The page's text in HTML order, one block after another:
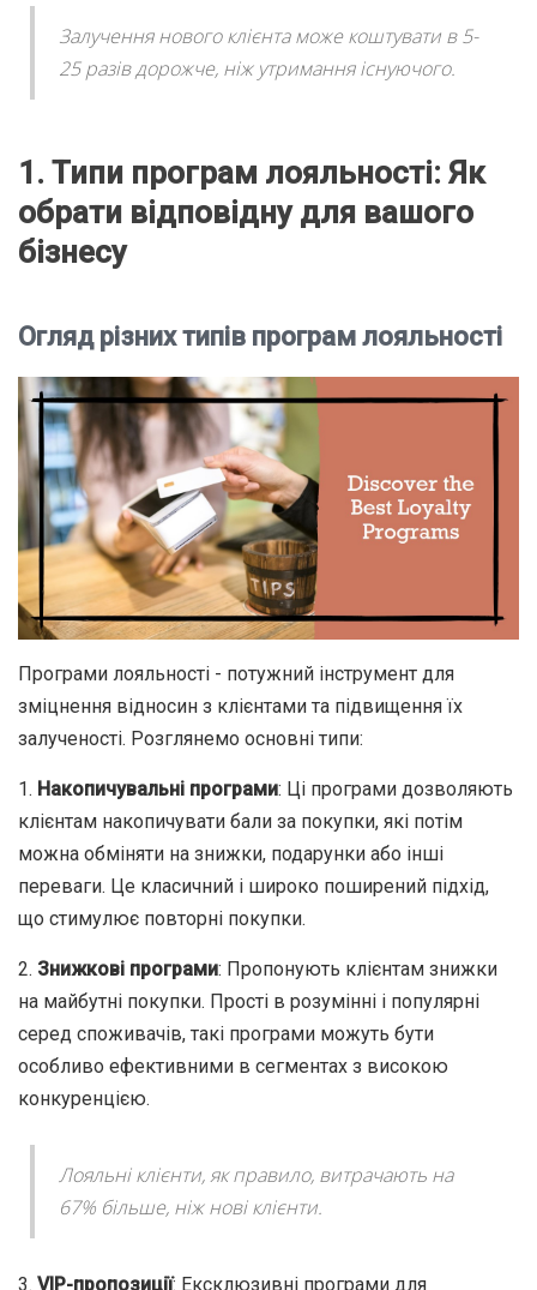
Залучення нового клієнта може коштувати в 5-
25 разів дорожче, ніж утримання існуючого.
1. Типи програм лояльності: Як
обрати відповідну для вашого
бізнесу
Огляд різних типів програм лояльності
Програми лояльності - потужний інструмент для
зміцнення відносин з клієнтами та підвищення їх
залученості. Розглянемо основні типи:
1. Накопичувальні програми: Ці програми дозволяють
клієнтам накопичувати бали за покупки, які потім
можна обміняти на знижки, подарунки або інші
переваги. Це класичний і широко поширений підхід,
що стимулює повторні покупки.
2. Знижкові програми: Пропонують клієнтам знижки
на майбутні покупки. Прості в розумінні і популярні
серед споживачів, такі програми можуть бути
особливо ефективними в сегментах з високою
конкуренцією.
Лояльні клієнти, як правило, витрачають на
67% більше, ніж нові клієнти.
3. VIP-пропозиції: Ексклюзивні програми для